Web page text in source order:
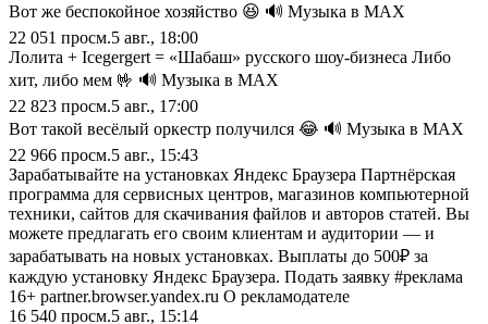
Вот же беспокойное хозяйство 😆 🔊 Музыка в МАХ
22 051 просм.5 авг., 18:00
Лолита + Icegergert = «Шабаш» русского шоу-бизнеса Либо
хит, либо мем 🤟 🔊 Музыка в МАХ
22 823 просм.5 авг., 17:00
Вот такой весёлый оркестр получился 😂 🔊 Музыка в МАХ
22 966 просм.5 авг., 15:43
Зарабатывайте на установках Яндекс Браузера Партнёрская
программа для сервисных центров, магазинов компьютерной
техники, сайтов для скачивания файлов и авторов статей. Вы
можете предлагать его своим клиентам и аудитории — и
зарабатывать на новых установках. Выплаты до 500₽ за
каждую установку Яндекс Браузера. Подать заявку #реклама
16+ partner.browser.yandex.ru О рекламодателе
16 540 просм.5 авг., 15:14